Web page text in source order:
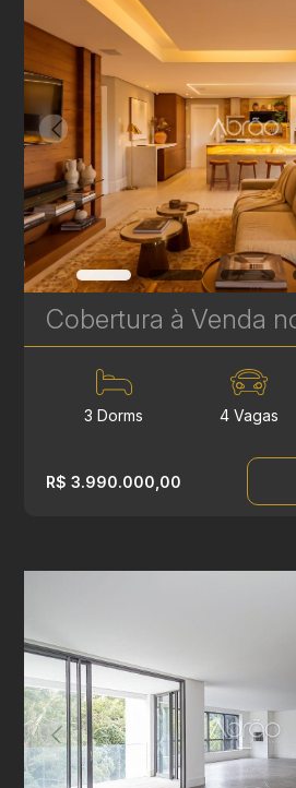
3 Dorms 4 Vagas
R$ 3.990.000,00